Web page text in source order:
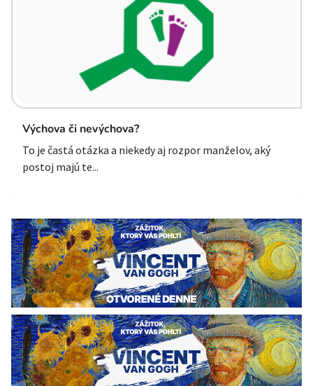
Výchova či nevýchova?
To je častá otázka a niekedy aj rozpor manželov, aký
postoj majú te...